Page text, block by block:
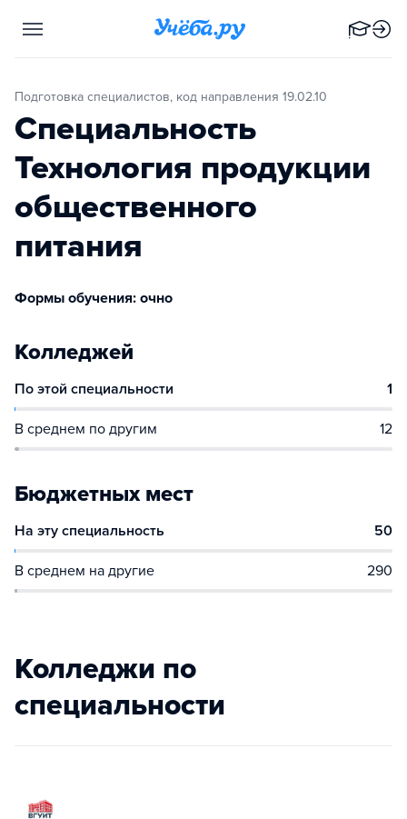
Подготовка специалистов, код направления 19.02.10
Специальность
Технология продукции
общественного
питания
Формы обучения: очно
Колледжей
По этой специальности 1
В среднем по другим 12
Бюджетных мест
На эту специальность 50
В среднем на другие 290
Колледжи по
специальности